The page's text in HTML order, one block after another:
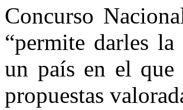
Concurso
“permite darles
un país en el que
propuestas